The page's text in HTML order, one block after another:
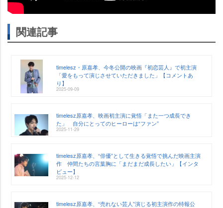
関連記事
timelesz・原嘉孝、今冬公開の映画『初恋芸人』で初主演
「愛をもって演じさせていただきました」【コメントあ
り】
2025-09-09
timelesz原嘉孝、映画初主演に覚悟「また一つ成長でき
た」 自分にとってのヒーローは“ファン”
2025-11-29
timelesz原嘉孝、“俳優”として生きる覚悟で挑んだ映画主演
作 仲間たちの言葉胸に「まだまだ成長したい」【インタ
ビュー】
2025-12-12
timelesz原嘉孝、“売れない芸人”演じる初主演作の特報公